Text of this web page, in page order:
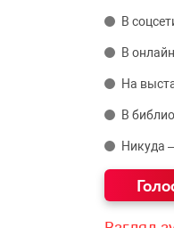
В
В
На
В
Никуда